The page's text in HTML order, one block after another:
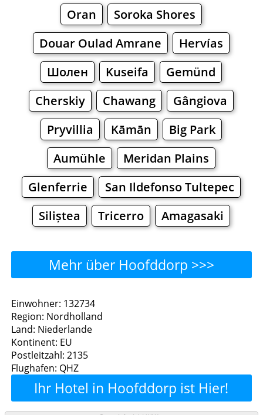
Oran
Soroka Shores
Douar Oulad Amrane
Hervías
Шолен
Kuseifa
Gemünd
Cherskiy
Chawang
Gângiova
Pryvillia
Kāmān
Big Park
Aumühle
Meridan Plains
Glenferrie
San Ildefonso Tultepec
Siliștea
Tricerro Amagasaki
Mehr über Hoofddorp >>>
Hoofddorp - Wo man essen
Restaurants
Bäckereien
Supermärkte Malls
Einwohner: 132734
Region: Nordholland
Land: Niederlande
Kontinent: EU
Postleitzahl: 2135
Flughafen: QHZ
Ihr Hotel in Hoofddorp ist Hier!